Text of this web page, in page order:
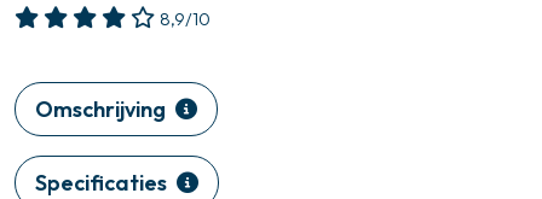
8,9/10
Omschrijving
Specificaties